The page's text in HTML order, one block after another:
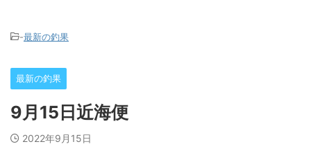
-最新の釣果
最新の釣果
9月15日近海便
2022年9月15日